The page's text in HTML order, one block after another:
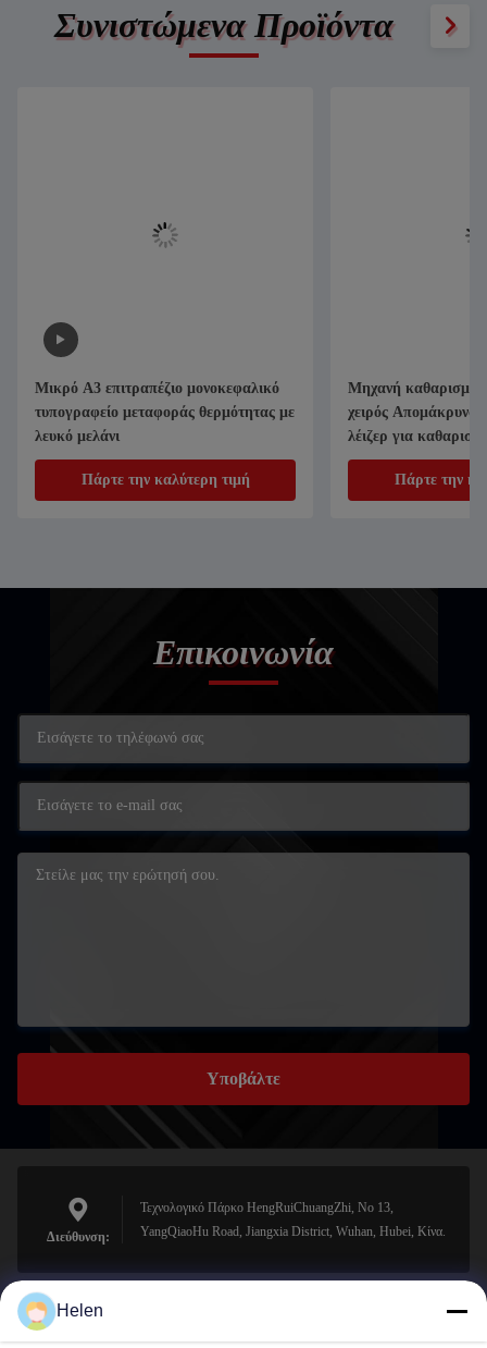
Συνιστώμενα Προϊόντα
Μικρό A3 επιτραπέζιο μονοκεφαλικό
τυπογραφείο μεταφοράς θερμότητας με
λευκό μελάνι
Πάρτε την καλύτερη τιμή
Μηχανή καθαρισμού
χειρός
λέιζερ για
σκουριές
Πάρτε την
Επικοινωνία
Υποβάλτε
Διεύθυνση:
Τεχνολογικό Πάρκο HengRuiChuangZhi, No 13,
YangQiaoHu Road, Jiangxia District, Wuhan, Hubei, Κίνα.
sales@perfectlaser.net
Helen